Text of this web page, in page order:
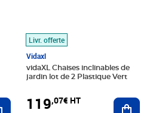
Ajouter au panier
Livr. offerte
Vidaxl
vidaXL Chaises inclinables de
jardin lot de 2 Plastique Vert
119,07€ HT